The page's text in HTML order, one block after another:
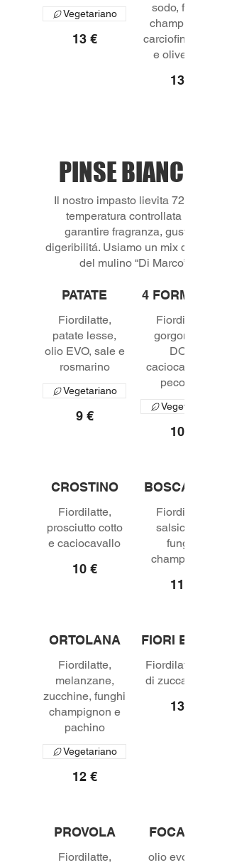
13 €
Vegetariano
sodo, funghi
champignon,
carciofini rustici
13 €
PINSE BIANCHE
Il nostro impasto lievita 72 ore a
temperatura controllata per
garantire fragranza, gusto e
digeribilitá. Usiamo un mix di farine
del mulino “Di Marco”
PATATE
Fiordilatte,
patate lesse,
olio EVO, sale e
rosmarino
9 €
Vegetariano
4 FORMAGGI
Fiordilatte,
gorgonzola
DOP,
caciocavallo e
pecorino
10 €
Vegetariano
CROSTINO
Fiordilatte,
prosciutto cotto
10 €
BOSCAIOLA
Fiordilatte,
salsiccia e
funghi
11 €
ORTOLANA
Fiordilatte,
melanzane,
zucchine, funghi
champignon e
pachino
12 €
Vegetariano
FIORI E ALICI
Fiordilatte, fiori
di zucca e alici
13 €
PROVOLA
Fiordilatte,
FOCACCIA
olio evo, sale,